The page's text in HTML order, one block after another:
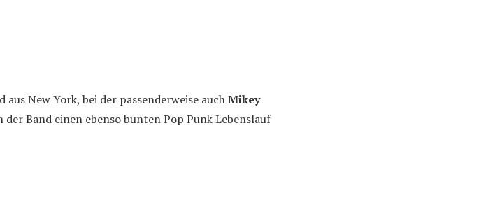
New York, bei der passenderweise auchMikey
Band einen ebenso bunten Pop Punk Lebenslauf